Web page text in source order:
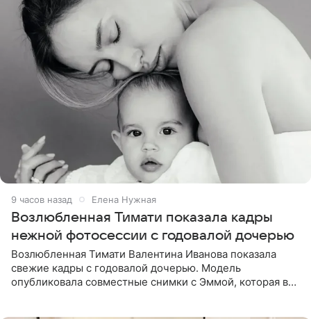
9 часов назад Елена Нужная
Возлюбленная Тимати показала кадры
нежной фотосессии с годовалой дочерью
Возлюбленная Тимати Валентина Иванова показала
свежие кадры с годовалой дочерью. Модель
опубликовала совместные снимки с Эммой, которая в